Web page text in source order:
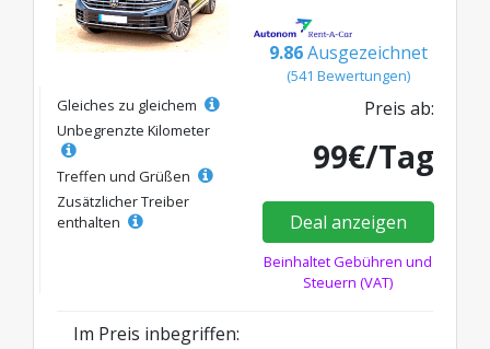
9.86 Ausgezeichnet
(541 Bewertungen)
Gleiches zu gleichem
Unbegrenzte Kilometer
Treffen und Grüßen
Zusätzlicher Treiber
enthalten
Preis ab:
99€/Tag
Deal anzeigen
Beinhaltet Gebühren und
Steuern (VAT)
Im Preis inbegriffen: